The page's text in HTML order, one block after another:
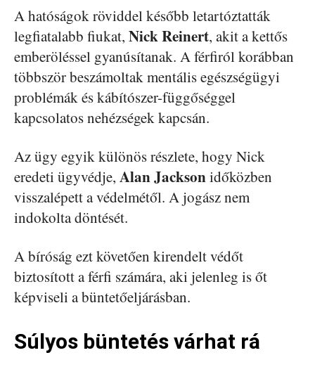
A hatóságok röviddel később letartóztatták
legfiatalabb fiukat, Nick Reinert, akit a kettős
emberöléssel gyanúsítanak. A férfiról korábban
többször beszámoltak mentális egészségügyi
problémák és kábítószer-függőséggel
kapcsolatos nehézségek kapcsán.
Az ügy egyik különös részlete, hogy Nick
eredeti ügyvédje, Alan Jacksonidőközben
visszalépett a védelmétől. A jogász nem
indokolta döntését.
A bíróság ezt követően kirendelt védőt
biztosított a férfi számára, aki jelenleg is őt
képviseli a büntetőeljárásban.
Súlyos büntetés várhat rá